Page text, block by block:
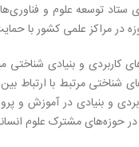
ستاد توسعه علوم و
در مراکز علمی کشور با
و بنیادی شناختی
شناختی مرتبط با
و بنیادی در آموزش و
حوزه‌های مشترک علوم